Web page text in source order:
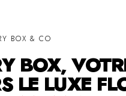
BOX & CO
BOX,
LE LUXE